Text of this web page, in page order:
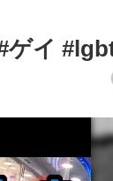
ゲイ